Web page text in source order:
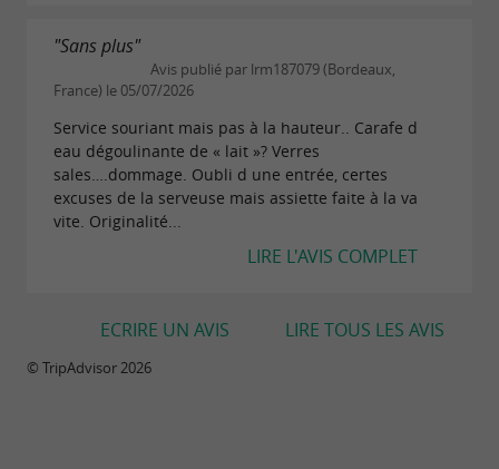
"Sans plus"
Avis publié par lrm187079 (Bordeaux,
France) le 05/07/2026
Service souriant mais pas à la hauteur.. Carafe d
eau dégoulinante de « lait »? Verres
sales….dommage. Oubli d une entrée, certes
excuses de la serveuse mais assiette faite à la va
vite. Originalité...
LIRE L'AVIS COMPLET
LIRE TOUS LES AVIS
ECRIRE UN AVIS
© TripAdvisor 2026